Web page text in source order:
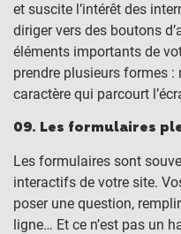
et suscite l’intérêt des
diriger vers des boutons
éléments importants de
prendre plusieurs formes
caractère qui parcourt
09. Les formulaires
Les formulaires sont
interactifs de votre site.
poser une question,
ligne… Et ce n’est pas un